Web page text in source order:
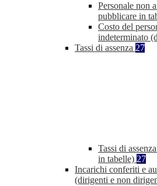
Personale non
pubblicare in
Costo del
indeterminato
Tassi di assenza 27
Tassi di
in tabelle) 27
Incarichi conferiti e
(dirigenti e non